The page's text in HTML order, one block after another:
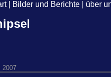
| Bilder und Berichte über
2007